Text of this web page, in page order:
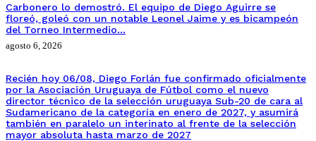
Carbonero lo demostró. El equipo de Diego Aguirre se
floreó, goleó con un notable Leonel Jaime y es bicampeón
del Torneo Intermedio…
agosto 6, 2026
Recién hoy 06/08, Diego Forlán fue confirmado oficialmente
por la Asociación Uruguaya de Fútbol como el nuevo
director técnico de la selección uruguaya Sub-20 de cara al
Sudamericano de la categoría en enero de 2027, y asumirá
también en paralelo un interinato al frente de la selección
mayor absoluta hasta marzo de 2027